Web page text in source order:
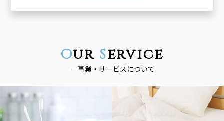
Our Service
─ 事業・サービスについて